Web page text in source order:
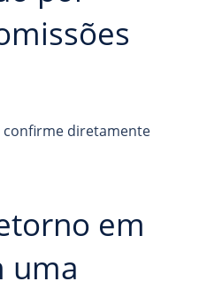
confirme diretamente
em
uma